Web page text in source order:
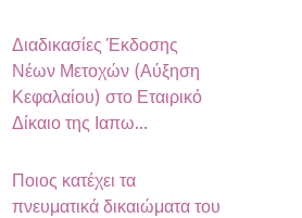
Διαδικασίες Έκδοσης
Νέων Μετοχών (Αύξηση
Κεφαλαίου) στο Εταιρικό
Δίκαιο της Ιαπω...
Ποιος κατέχει τα
πνευματικά δικαιώματα του